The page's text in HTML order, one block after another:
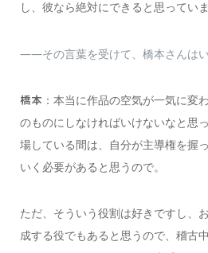
し、彼なら絶対にできると思っていま
――その言葉を受けて、橋本さんはい
橋本 ：本当に作品の空気が一気に変
のものにしなければいけないなと思
場している間は、自分が主導権を握
いく必要があると思うので。
ただ、そういう役割は好きですし、
成する役でもあると思うので、稽古